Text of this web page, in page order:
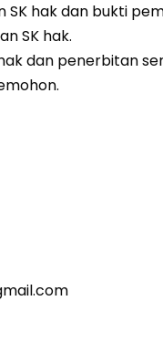
hak dan bukti
SK hak.
dan penerbitan